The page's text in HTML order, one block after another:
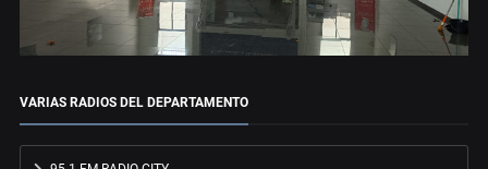
VARIAS RADIOS DEL DEPARTAMENTO